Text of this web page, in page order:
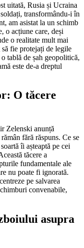
uitată, Rusia și Ucraina
transformându-i în
am asistat la un schimb
o acțiune care, deși
o realitate mult mai
fie protejați de legile
tablă de șah geopolitică,
este de-a dreptul
O tăcere
Zelenski anunță
fără răspuns. Ce se
îi așteaptă pe cei
tăcere a
fundamentale ale
nu poate fi ignorată.
pe salvarea
convenabile,
asupra